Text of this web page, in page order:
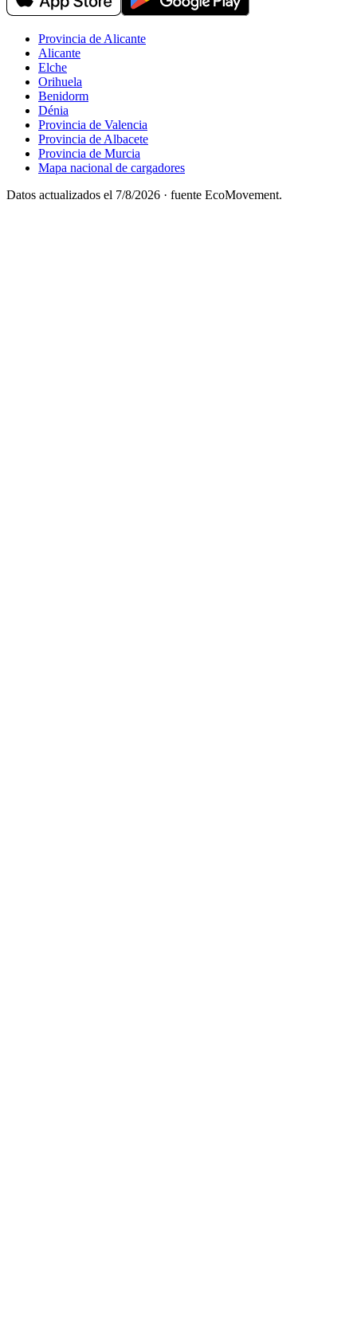
Provincia de Alicante
Alicante
Elche
Orihuela
Benidorm
Dénia
Provincia de Valencia
Provincia de Albacete
Provincia de Murcia
Mapa nacional de cargadores
Datos actualizados el 7/8/2026 · fuente EcoMovement.